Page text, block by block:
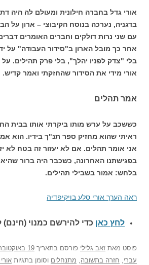
אורי גדל בחברה חילונית ומעולם לה היה
בדגניה, נערכה בנוסח הקיבוצי – ארון על
עם שני נרות דולקים וחברים האומרים
אחר כך מובל הארון ב"סידור העבודה" על
בלי "צדק לפניו יהלך", בלי פרק תהילים.
אורי מידי את הסידור שהחזקתי ואמר קדיש.
אמר תהלים
כששכב על ערש מותו ביקרתי אותו בבית
ראיתי שהוא מחזיק ספר תנ"ך בידיו. הוא
אני אומר תהלים. אם לא יעזור זה בטח לא
בפגישתנו האחרונה, כשכבר היה ברור
בלחש: אמור בשבילי תהילים.
ראה הערך אורי סלע בויקיפדיה
לחץ כאן כדי להירשם כמנוי (חינם)
פוסט מאת זאב גלילי פורסם בתאריך 19 באוקטובר 2007
עברי, חזרה בתשובה, מתנחלים וסומן בתגיות